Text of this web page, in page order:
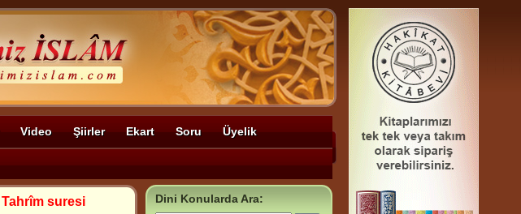
Video Şiirler Ekart Soru Üyelik
Tahrîm suresi Dini Konularda Ara: